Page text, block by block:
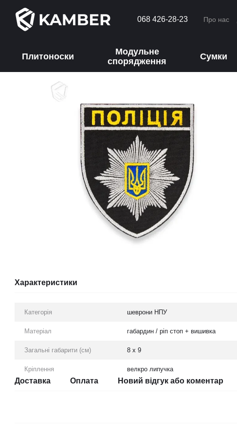
Перейти до основного контенту
068 426-28-23 Про нас
Плитоноски
Модульне
спорядження
Сумки
Характеристики
Категорія шеврони НПУ
Матеріал габардин / ріп стоп + вишивка
Загальні габарити (см) 8 х 9
Кріплення велкро липучка
Доставка Оплата Новий відгук або коментар